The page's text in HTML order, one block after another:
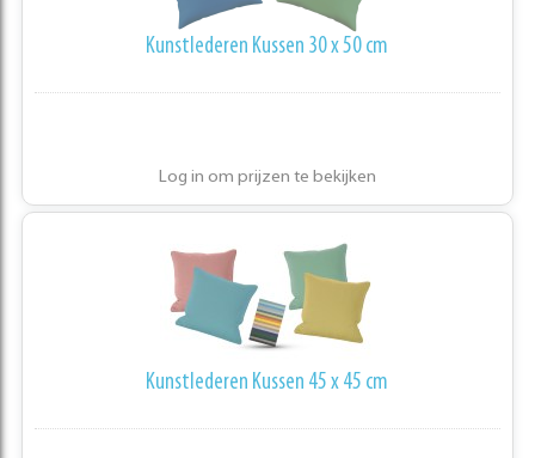
Kunstlederen Kussen 30 x 50 cm
Log in om prijzen te bekijken
Kunstlederen Kussen 45 x 45 cm